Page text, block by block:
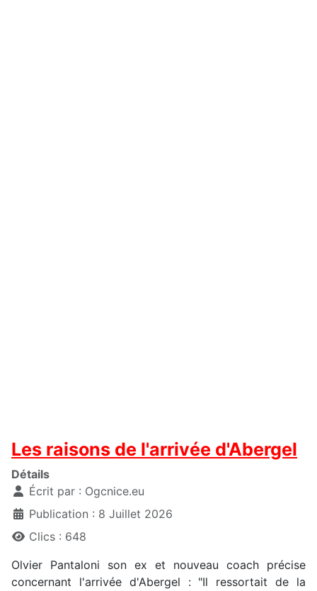
Les raisons de l'arrivée d'Abergel
Détails
Écrit par : Ogcnice.eu
Publication : 8 Juillet 2026
Clics : 648
Olvier Pantaloni son ex et nouveau coach précise
concernant l'arrivée d'Abergel : "Il ressortait de la